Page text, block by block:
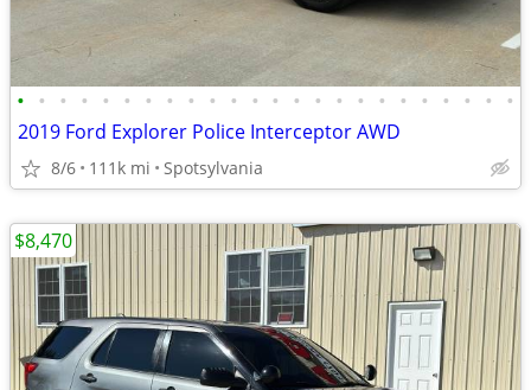
• • • • • • • • • • • • • • • • • • • • • • • •
2019 Ford Explorer Police Interceptor AWD
8/6 111k mi Spotsylvania
$8,470